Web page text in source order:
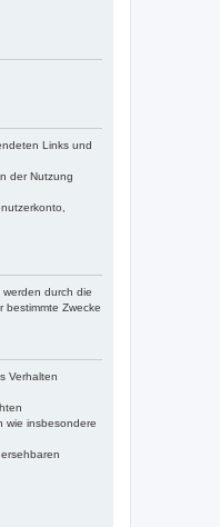
Links und
der Nutzung
durch die
bestimmte Zwecke
Verhalten
wie insbesondere